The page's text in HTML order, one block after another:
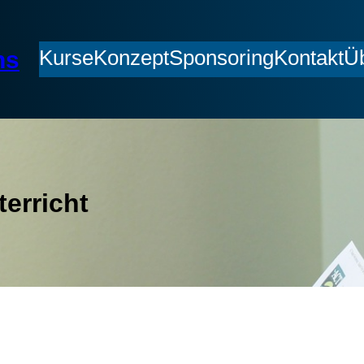
KurseKonzeptSponsoringKontakt